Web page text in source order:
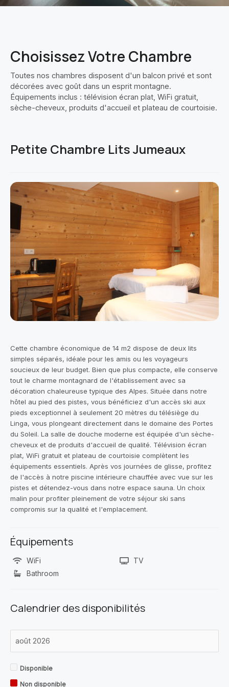
Choisissez Votre Chambre
Toutes nos chambres disposent d'un balcon privé et sont
décorées avec goût dans un esprit montagne.
Équipements inclus : télévision écran plat, WiFi gratuit,
sèche-cheveux, produits d'accueil et plateau de courtoisie.
Petite Chambre Lits Jumeaux
Cette chambre économique de 14 m2 dispose de deux lits
simples séparés, idéale pour les amis ou les voyageurs
soucieux de leur budget. Bien que plus compacte, elle conserve
tout le charme montagnard de l'établissement avec sa
décoration chaleureuse typique des Alpes. Située dans notre
hôtel au pied des pistes, vous bénéficiez d'un accès ski aux
pieds exceptionnel à seulement 20 mètres du télésiège du
Linga, vous plongeant directement dans le domaine des Portes
du Soleil. La salle de douche moderne est équipée d'un sèche-
cheveux et de produits d'accueil de qualité. Télévision écran
plat, WiFi gratuit et plateau de courtoisie complètent les
équipements essentiels. Après vos journées de glisse, profitez
de l'accès à notre piscine intérieure chauffée avec vue sur les
pistes et détendez-vous dans notre espace sauna. Un choix
malin pour profiter pleinement de votre séjour ski sans
compromis sur la qualité et l'emplacement.
Équipements
WiFi
TV
Bathroom
Calendrier des disponibilités
Disponible
Non disponible